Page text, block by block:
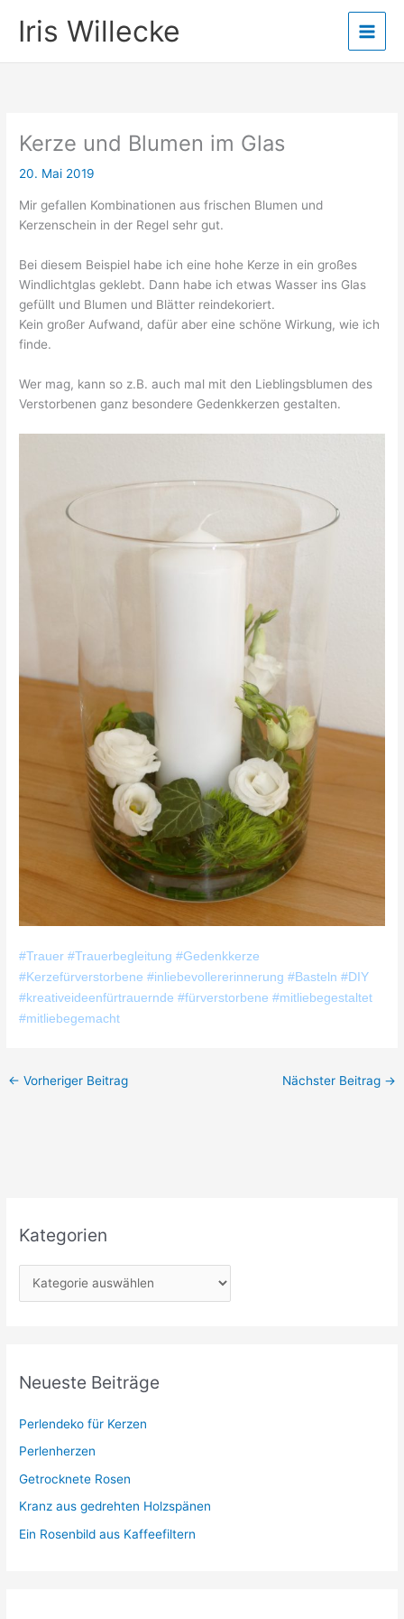
InhaltIris Willecke
Kerze und Blumen im Glas
20. Mai 2019
Mir gefallen Kombinationen aus frischen Blumen und
Kerzenschein in der Regel sehr gut.
Bei diesem Beispiel habe ich eine hohe Kerze in ein großes
Windlichtglas geklebt. Dann habe ich etwas Wasser ins Glas
gefüllt und Blumen und Blätter reindekoriert.
Kein großer Aufwand, dafür aber eine schöne Wirkung, wie ich
finde.
Wer mag, kann so z.B. auch mal mit den Lieblingsblumen des
Verstorbenen ganz besondere Gedenkkerzen gestalten.
#Trauer #Trauerbegleitung #Gedenkkerze
#Kerzefürverstorbene #inliebevollererinnerung #Basteln #DIY
#kreativeideenfürtrauernde #fürverstorbene #mitliebegestaltet
#mitliebegemacht
← Vorheriger Beitrag Nächster Beitrag →
Kategorien
a
g
r
i
Neueste Beiträge
Perlendeko für Kerzen
Perlenherzen
Getrocknete Rosen
Kranz aus gedrehten Holzspänen
Ein Rosenbild aus Kaffeefiltern